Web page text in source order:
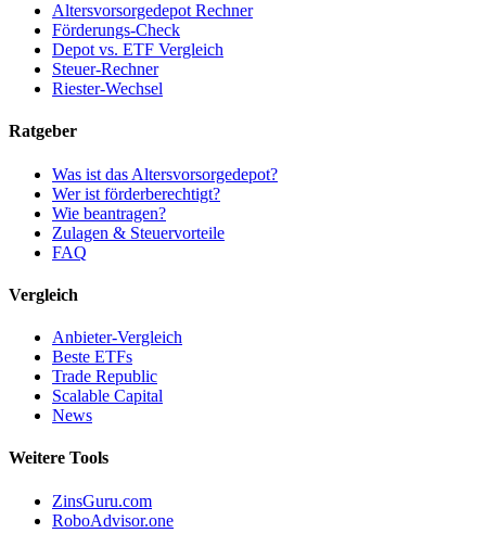
Altersvorsorgedepot Rechner
Förderungs-Check
Depot vs. ETF Vergleich
Steuer-Rechner
Riester-Wechsel
Ratgeber
Was ist das Altersvorsorgedepot?
Wer ist förderberechtigt?
Wie beantragen?
Zulagen & Steuervorteile
FAQ
Vergleich
Anbieter-Vergleich
Beste ETFs
Trade Republic
Scalable Capital
News
Weitere Tools
ZinsGuru.com
RoboAdvisor.one